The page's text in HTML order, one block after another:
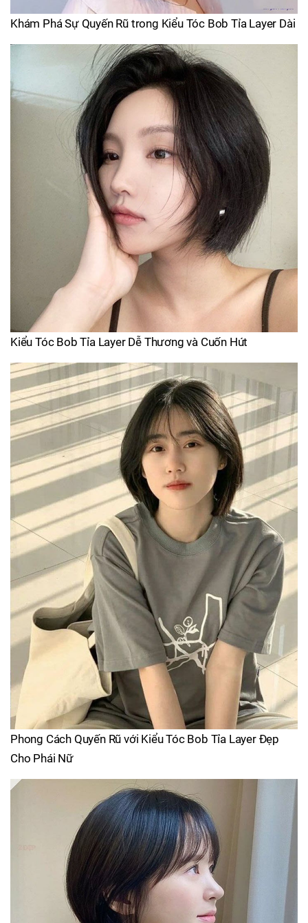
Khám Phá Sự Quyến Rũ trong Kiểu Tóc Bob Tỉa Layer Dài
Kiểu Tóc Bob Tỉa Layer Dễ Thương và Cuốn Hút
Phong Cách Quyến Rũ với Kiểu Tóc Bob Tỉa Layer Đẹp
Cho Phái Nữ